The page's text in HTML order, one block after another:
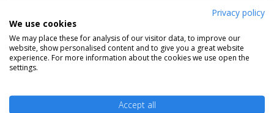
Több darabos ár
2 db37 290 Ft (bruttó 47 358 Ft) / db
Privacy policy
We use cookies
We may place these for analysis of our visitor data, to improve our
website, show personalised content and to give you a great website
experience. For more information about the cookies we use open the
settings.
Accept all